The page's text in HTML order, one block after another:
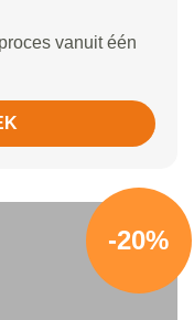
vanuit één
-20%